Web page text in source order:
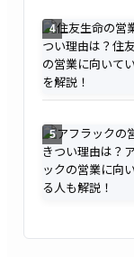
4
5